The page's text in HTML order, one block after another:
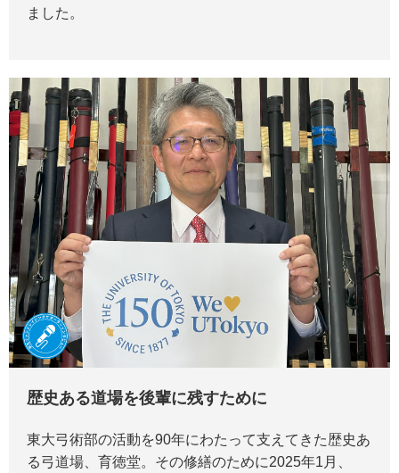
ました。
歴史ある道場を後輩に残すために
東大弓術部の活動を90年にわたって支えてきた歴史あ
る弓道場、育徳堂。その修繕のために2025年1月、